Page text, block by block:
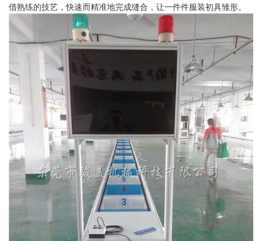
借熟练的技艺，快速而精准地完成缝合，让一件件服装初具雏形。